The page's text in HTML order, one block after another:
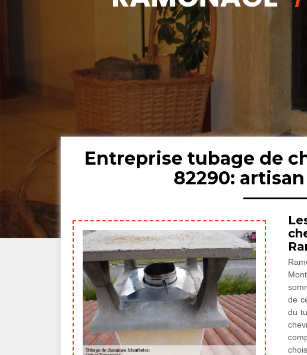
Entreprise tubage de
82290:
de
du